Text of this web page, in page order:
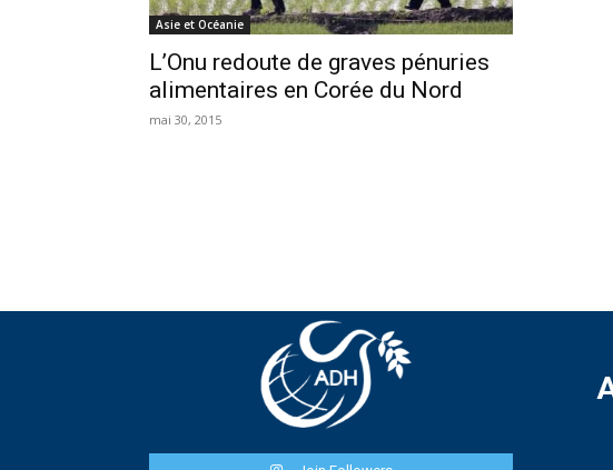
Asie et Océanie
L’Onu redoute de graves pénuries
alimentaires en Corée du Nord
mai 30, 2015